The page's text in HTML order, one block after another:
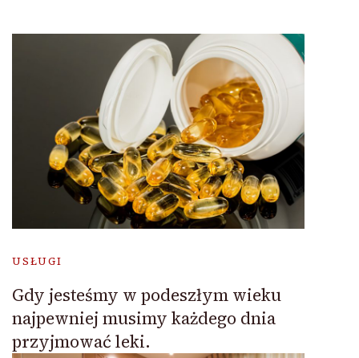
USŁUGI
Gdy jesteśmy w podeszłym wieku
najpewniej musimy każdego dnia
przyjmować leki.